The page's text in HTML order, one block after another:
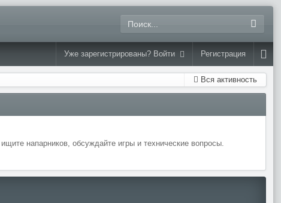
Уже зарегистрированы? Войти Регистрация
Вся активность
напарников, обсуждайте игры и технические вопросы.